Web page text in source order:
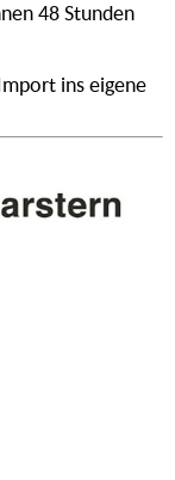
48 Stunden
ins eigene